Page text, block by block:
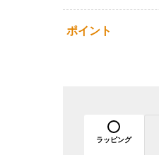
ポイント
ラッピング